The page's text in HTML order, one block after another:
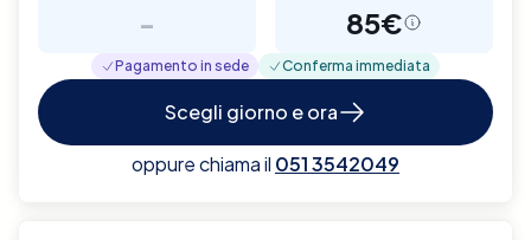
- 85€
Pagamento in sede Conferma immediata
Scegli giorno e ora
oppure chiama il 051 3542049